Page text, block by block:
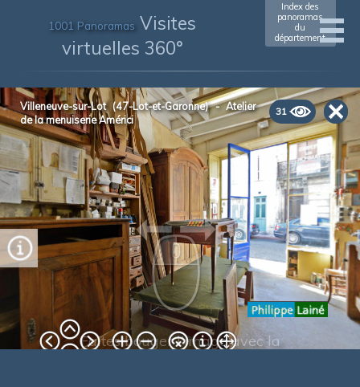
1001 Panoramas Visites
virtuelles 360°
Index des
panoramas
du
département
xxxxxxxxxxxx
© Philippe Lainé -
31
Villeneuve-sur-Lot (47-Lot-et-Garonne) - Atelier
de la menuiserie Américi